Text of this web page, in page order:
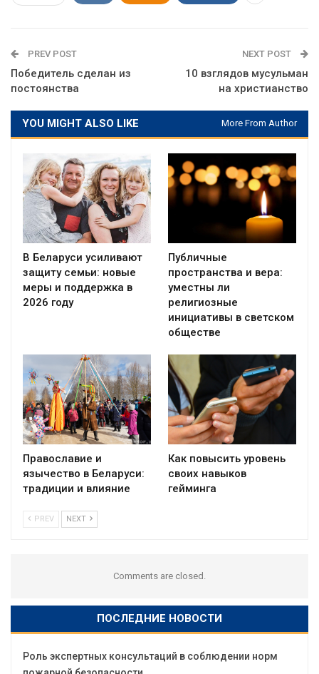
PREV POST
Победитель сделан из
постоянства
NEXT POST
10 взглядов мусульман
на христианство
YOU MIGHT ALSO LIKE More From Author
В Беларуси усиливают
защиту семьи: новые
меры и поддержка в
2026 году
Публичные
пространства и вера:
уместны ли
религиозные
инициативы в светском
обществе
Православие и
язычество в Беларуси:
традиции и влияние
Как повысить уровень
своих навыков
гейминга
PREV NEXT
Comments are closed.
ПОСЛЕДНИЕ НОВОСТИ
Роль экспертных консультаций в соблюдении норм